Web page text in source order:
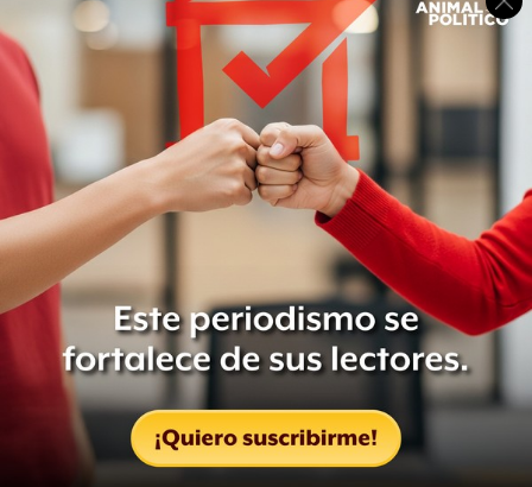
En el marco de la 33 Conferencia Internacional de
Autoridades de Protección de Datos y Privacidad, la
funcionaria del IFAI afirmó que los infantes son un grupo
vulnerable, pues “un niño de cinco añosquizás no sabe
amarrarse las agujetas de los zapatos, pero sí sabe
enviar un mensaje de texto”, sin sospechar los riesgos
que puede enfrentar.
Leer la nota completa en